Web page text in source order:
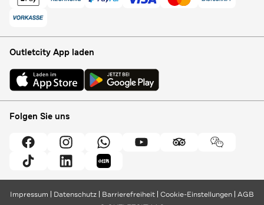
Outletcity App laden
Folgen Sie uns
Impressum Datenschutz Barrierefreiheit Cookie-Einstellungen AGB